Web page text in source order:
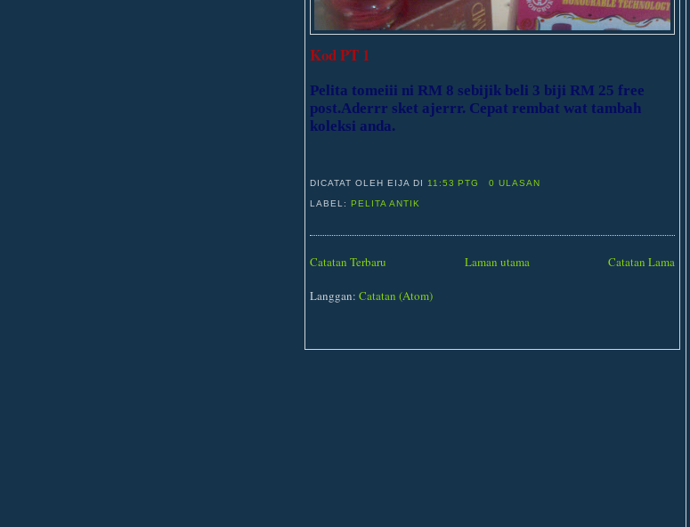
KodPT 1
Pelita tomeiii ni RM 8 sebijik beli 3 biji RM 25 free
post.Aderrr sket ajerrr. Cepat rembat wat tambah
koleksi anda.
DICATAT OLEH EIJADI 11:53 PTG 0 ULASAN
LABEL:PELITA ANTIK
Catatan Terbaru Catatan Lama
Laman utama
Langgan: Catatan (Atom)